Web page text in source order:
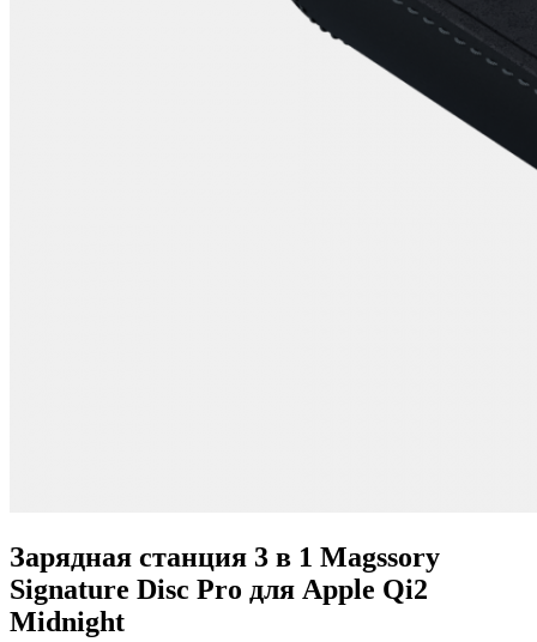
Зарядная станция 3 в 1 Magssory
Signature Disc Pro для Apple Qi2
Midnight